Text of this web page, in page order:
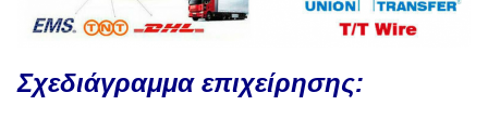
Σχεδιάγραμμα επιχείρησης: